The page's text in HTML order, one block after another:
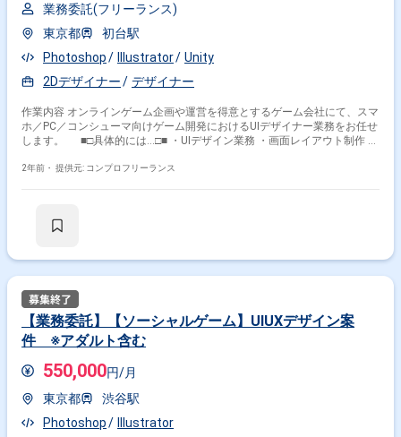
業務委託(フリーランス)
東京都
初台駅
Photoshop
Illustrator
Unity
2Dデザイナー
デザイナー
作業内容 オンラインゲーム企画や運営を得意とするゲーム会社にて、スマ
ホ／PC／コンシューマ向けゲーム開発におけるUIデザイナー業務をお任せ
します。 ■□具体的には…□■ ・UIデザイン業務 ・画面レイアウト制作 ・
な方におすすめです！＞ ・幅広いジャンルのたくさんのゲームに触れてい
件や、様々な職種（エンジニア、2D/3Dデザイナー、企画など）の豊富な
2年前・ 提供元: コンプロフリーランス
【業務委託】【ソーシャルゲーム】UIUXデザイン案
件 ※アダルト含む
550,000円/月
東京都
渋谷駅
Photoshop
Illustrator